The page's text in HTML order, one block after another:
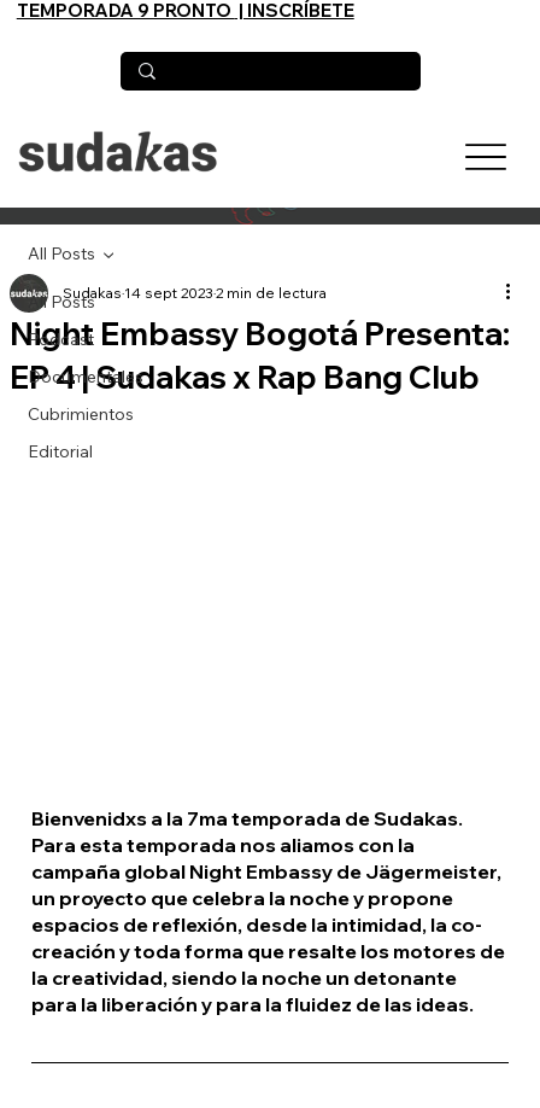
TEMPORADA 9 PRONTO | INSCRÍBETE
All Posts
Podcast
Documentales
Cubrimientos
Editorial
All Posts
Night Embassy Bogotá Presenta:
EP 4 | Sudakas x Rap Bang Club
Sudakas 14 sept 2023 2 min de lectura
Bienvenidxs a la 7ma temporada de Sudakas.
Para esta temporada nos aliamos con la
campaña global Night Embassy de Jägermeister,
un proyecto que celebra la noche y propone
espacios de reflexión, desde la intimidad, la co-
creación y toda forma que resalte los motores de
la creatividad, siendo la noche un detonante
para la liberación y para la fluidez de las ideas.